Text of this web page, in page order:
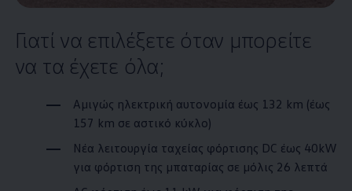
Γιατί να επιλέξετε όταν μπορείτε
να τα έχετε όλα;
Αμιγώς ηλεκτρική αυτονομία έως 132 km (έως
157 km σε αστικό κύκλο)
Νέα λειτουργία ταχείας φόρτισης DC έως 40kW
για φόρτιση της μπαταρίας σε μόλις 26 λεπτά